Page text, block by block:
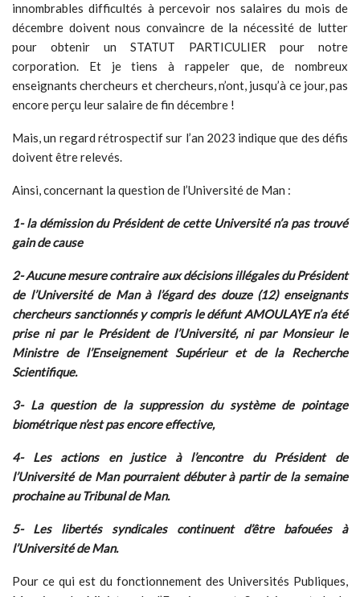
innombrables difficultés à percevoir nos salaires du mois de
décembre doivent nous convaincre de la nécessité de lutter
pour obtenir un STATUT PARTICULIER pour notre
corporation. Et je tiens à rappeler que, de nombreux
enseignants chercheurs et chercheurs, n’ont, jusqu’à ce jour, pas
encore perçu leur salaire de fin décembre !
Mais, un regard rétrospectif sur l’an 2023 indique que des défis
doivent être relevés.
Ainsi, concernant la question de l’Université de Man :
1- la démission du Président de cette Université n’a pas trouvé
gain de cause
2- Aucune mesure contraire aux décisions illégales du Président
de l’Université de Man à l’égard des douze (12) enseignants
chercheurs sanctionnés y compris le défunt AMOULAYE n’a été
prise ni par le Président de l’Université, ni par Monsieur le
Ministre de l’Enseignement Supérieur et de la Recherche
Scientifique.
3- La question de la suppression du système de pointage
biométrique n’est pas encore effective,
4- Les actions en justice à l’encontre du Président de
l’Université de Man pourraient débuter à partir de la semaine
prochaine au Tribunal de Man.
5- Les libertés syndicales continuent d’être bafouées à
l’Université de Man.
Pour ce qui est du fonctionnement des Universités Publiques,